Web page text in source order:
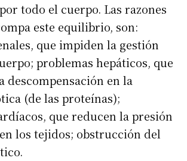
todo el cuerpo. Las razones
este equilibrio, son:
que impiden la gestión
problemas hepáticos, que
descompensación en la
(de las proteínas);
que reducen la presión
los tejidos; obstrucción del